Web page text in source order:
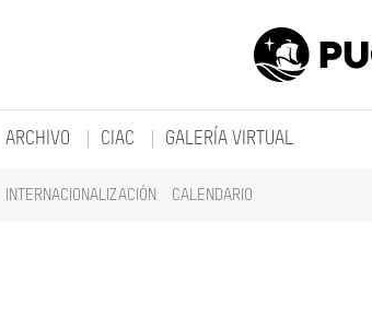
INTERNACIONALIZACIÓN CALENDARIO
ARCHIVO CIAC GALERÍA VIRTUAL